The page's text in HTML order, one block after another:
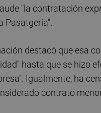
"la contratación
Pasatgeria".
destacó que esa
hasta que se hizo
Igualmente, ha
contrato